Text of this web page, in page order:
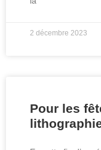
2 décembre 2023
Pour les